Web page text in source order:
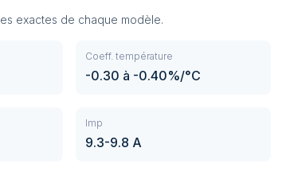
exactes de chaque modèle.
Coeff. température
-0.30 à -0.40%/°C
Imp
9.3-9.8 A